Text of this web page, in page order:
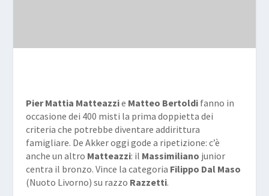
Pier Mattia Matteazzie Matteo Bertoldifanno in
occasione dei 400 misti la prima doppietta dei
criteria che potrebbe diventare addirittura
famigliare. De Akker oggi gode a ripetizione: c’è
anche un altro Matteazzi: il Massimiliano junior
centra il bronzo. Vince la categoria Filippo Dal Maso
(Nuoto Livorno) su razzo Razzetti.